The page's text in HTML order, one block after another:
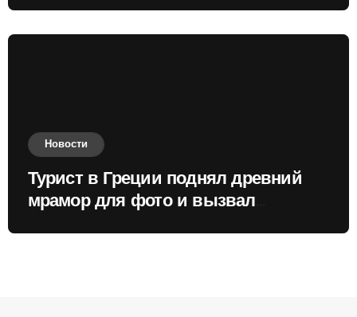
Новости
Турист в Греции поднял древний
мрамор для фото и вызвал